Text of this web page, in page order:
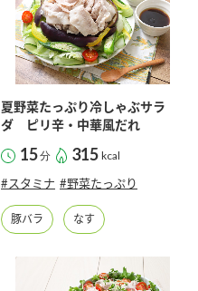
夏野菜たっぷり冷しゃぶサラ
ダ ピリ辛・中華風だれ
15分 315 kcal
#スタミナ #野菜たっぷり
豚バラ なす